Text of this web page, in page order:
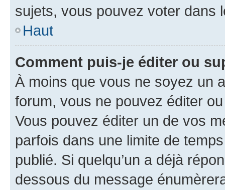
sujets, vous pouvez voter dans
Haut
Comment puis-je éditer ou
À moins que vous ne soyez un
forum, vous ne pouvez éditer
Vous pouvez éditer un de vos
parfois dans une limite de
publié. Si quelqu’un a déjà
dessous du message